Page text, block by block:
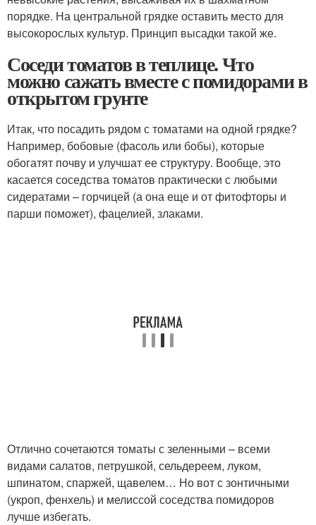
порядке. На центральной грядке оставить место для
высокорослых культур. Принцип высадки такой же.
Соседи томатов в теплице. Что
можно сажать вместе с помидорами в
открытом грунте
Итак, что посадить рядом с томатами на одной грядке?
Например, бобовые (фасоль или бобы), которые
обогатят почву и улучшат ее структуру. Вообще, это
касается соседства томатов практически с любыми
сидератами – горчицей (а она еще и от фитофторы и
парши поможет), фацелией, злаками.
Отлично сочетаются томаты с зеленными – всеми
видами салатов, петрушкой, сельдереем, луком,
шпинатом, спаржей, щавелем… Но вот с зонтичными
(укроп, фенхель) и мелиссой соседства помидоров
лучше избегать.